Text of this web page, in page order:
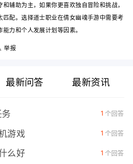
辅助为主，如果你更喜欢独自冒险和挑战，
匹配。选择道士职业在倩女幽魂手游中需要考
力和个人发展计划等因素。
举报
最新问答 最新资讯
1 个回答
游戏 1 个回答
么好 1 个回答